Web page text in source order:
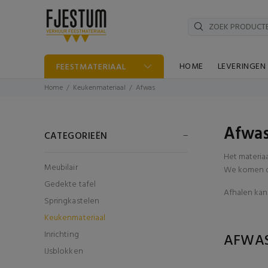
FEESTMATERIAAL HOME LEVERINGEN
Home Keukenmateriaal Afwas
CATEGORIEËN
Meubilair
Gedekte tafel
Springkastelen
Keukenmateriaal
Inrichting
IJsblokken
Het
We komen
Afhalen